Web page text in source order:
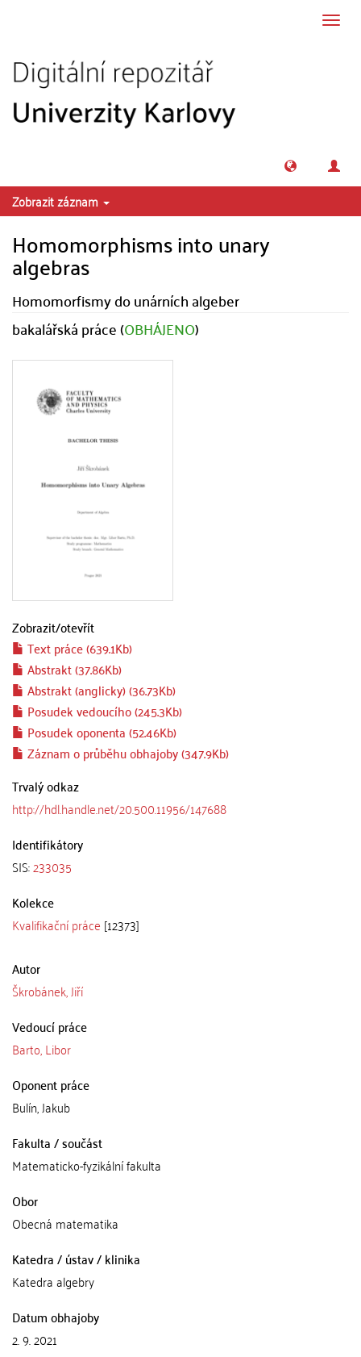
Zobrazit záznam
Homomorphisms into unary
algebras
Homomorfismy do unárních algeber
bakalářská práce (OBHÁJENO)
Zobrazit/otevřít
Text práce (639.1Kb)
Abstrakt (37.86Kb)
Abstrakt (anglicky) (36.73Kb)
Posudek vedoucího (245.3Kb)
Posudek oponenta (52.46Kb)
Záznam o průběhu obhajoby (347.9Kb)
Trvalý odkaz
http://hdl.handle.net/20.500.11956/147688
Identifikátory
SIS:233035
Kolekce
Kvalifikační práce [12373]
Autor
Škrobánek, Jiří
Vedoucí práce
Barto, Libor
Oponent práce
Bulín, Jakub
Fakulta / součást
Matematicko-fyzikální fakulta
Obor
Obecná matematika
Katedra / ústav / klinika
Katedra algebry
Datum obhajoby
2. 9. 2021